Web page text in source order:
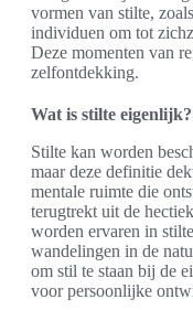
vormen van stilte,
individuen om tot
Deze momenten van
zelfontdekking.
Wat is stilte eigenlijk?
Stilte kan worden
maar deze definitie
mentale ruimte die
terugtrekt uit de
worden ervaren in
wandelingen in de
om stil te staan bij de
voor persoonlijke